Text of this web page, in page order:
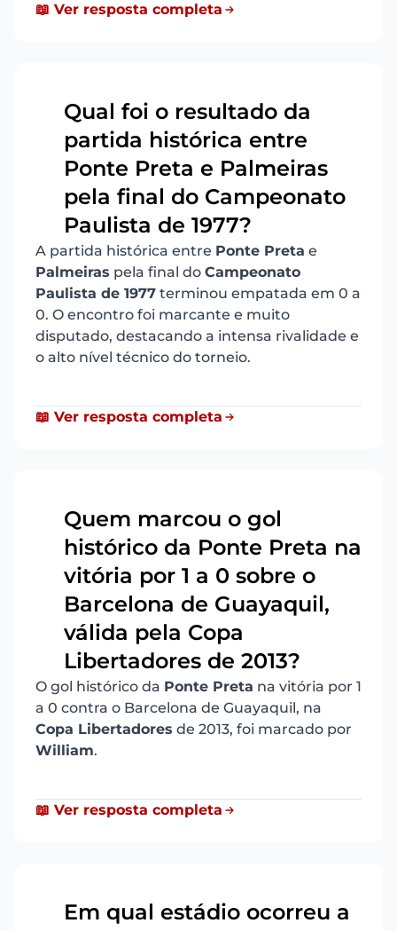
📖 Ver resposta completa
Qual foi o resultado da
partida histórica entre
Ponte Preta e Palmeiras
pela final do Campeonato
Paulista de 1977?
A partida histórica entre Ponte Preta e
Palmeiras pela final do Campeonato
Paulista de 1977 terminou empatada em 0 a
0. O encontro foi marcante e muito
disputado, destacando a intensa rivalidade e
o alto nível técnico do torneio.
📖 Ver resposta completa
Quem marcou o gol
histórico da Ponte Preta na
vitória por 1 a 0 sobre o
Barcelona de Guayaquil,
válida pela Copa
Libertadores de 2013?
O gol histórico da Ponte Preta na vitória por 1
a 0 contra o Barcelona de Guayaquil, na
Copa Libertadores de 2013, foi marcado por
William.
📖 Ver resposta completa
Em qual estádio ocorreu a